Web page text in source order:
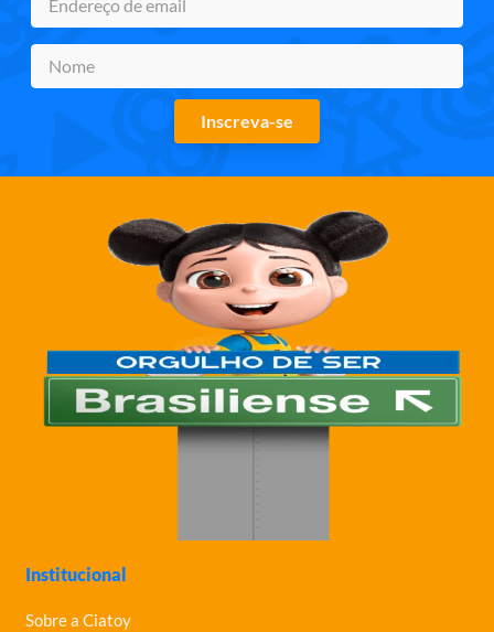
Inscreva-se
Institucional
Sobre a Ciatoy